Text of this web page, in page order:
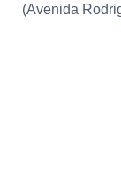
(Avenida